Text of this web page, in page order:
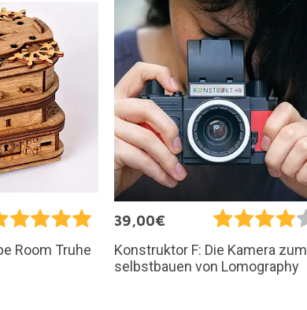
Room Truhe
39,00€
Konstruktor F: Die Kamera zum
selbstbauen von Lomography